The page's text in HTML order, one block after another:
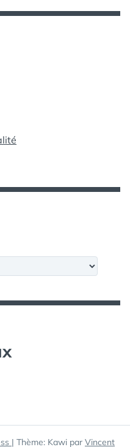
| Thème: Kawi par Vincent